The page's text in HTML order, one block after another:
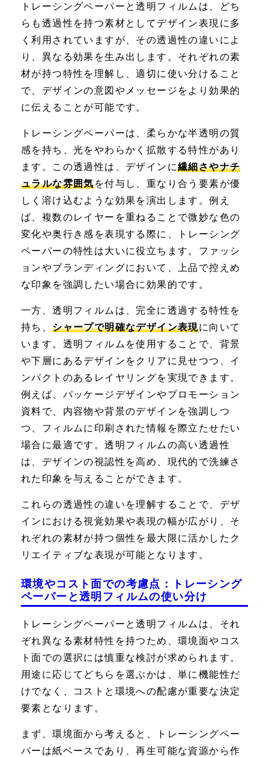
トレーシングペーパーと透明フィルムは、どち
らも透過性を持つ素材としてデザイン表現に多
く利用されていますが、その透過性の違いによ
り、異なる効果を生み出します。それぞれの素
材が持つ特性を理解し、適切に使い分けること
で、デザインの意図やメッセージをより効果的
に伝えることが可能です。
トレーシングペーパーは、柔らかな半透明の質
感を持ち、光をやわらかく拡散する特性があり
ます。この透過性は、デザインに繊細さやナチ
ュラルな雰囲気を付与し、重なり合う要素が優
しく溶け込むような効果を演出します。例え
ば、複数のレイヤーを重ねることで微妙な色の
変化や奥行き感を表現する際に、トレーシング
ペーパーの特性は大いに役立ちます。ファッシ
ョンやブランディングにおいて、上品で控えめ
な印象を強調したい場合に効果的です。
一方、透明フィルムは、完全に透過する特性を
持ち、シャープで明確なデザイン表現に向いて
います。透明フィルムを使用することで、背景
や下層にあるデザインをクリアに見せつつ、イ
ンパクトのあるレイヤリングを実現できます。
例えば、パッケージデザインやプロモーション
資料で、内容物や背景のデザインを強調しつ
つ、フィルムに印刷された情報を際立たせたい
場合に最適です。透明フィルムの高い透過性
は、デザインの視認性を高め、現代的で洗練さ
れた印象を与えることができます。
これらの透過性の違いを理解することで、デザ
インにおける視覚効果や表現の幅が広がり、そ
れぞれの素材が持つ個性を最大限に活かしたク
リエイティブな表現が可能となります。
環境やコスト面での考慮点：トレーシング
ペーパーと透明フィルムの使い分け
トレーシングペーパーと透明フィルムは、それ
ぞれ異なる素材特性を持つため、環境面やコス
ト面での選択には慎重な検討が求められます。
用途に応じてどちらを選ぶかは、単に機能性だ
けでなく、コストと環境への配慮が重要な決定
要素となります。
まず、環境面から考えると、トレーシングペー
パーは紙ベースであり、再生可能な資源から作